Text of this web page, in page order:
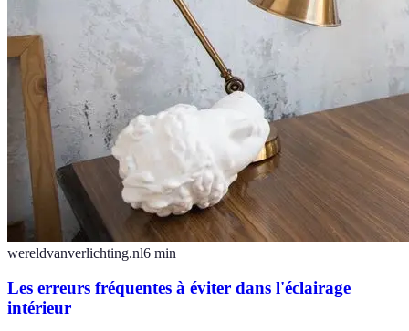
wereldvanverlichting.nl6 min
Les erreurs fréquentes à éviter dans l'éclairage
intérieur